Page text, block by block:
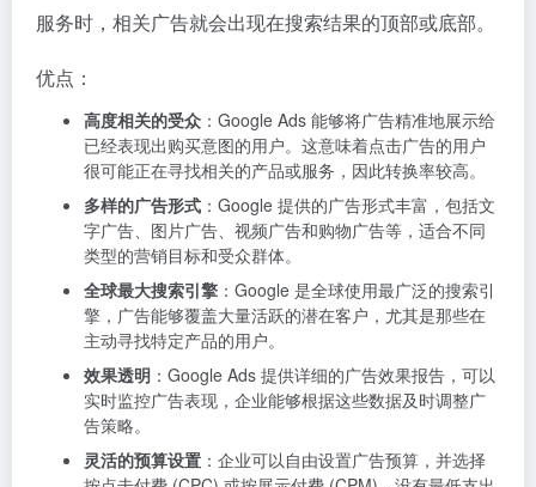
服务时，相关广告就会出现在搜索结果的顶部或底部。
优点：
高度相关的受众 ：Google Ads 能够将广告精准地展示给
已经表现出购买意图的用户。这意味着点击广告的用户
很可能正在寻找相关的产品或服务，因此转换率较高。
多样的广告形式 ：Google 提供的广告形式丰富，包括文
字广告、图片广告、视频广告和购物广告等，适合不同
类型的营销目标和受众群体。
全球最大搜索引擎 ：Google 是全球使用最广泛的搜索引
擎，广告能够覆盖大量活跃的潜在客户，尤其是那些在
主动寻找特定产品的用户。
效果透明 ：Google Ads 提供详细的广告效果报告，可以
实时监控广告表现，企业能够根据这些数据及时调整广
告策略。
灵活的预算设置 ：企业可以自由设置广告预算，并选择